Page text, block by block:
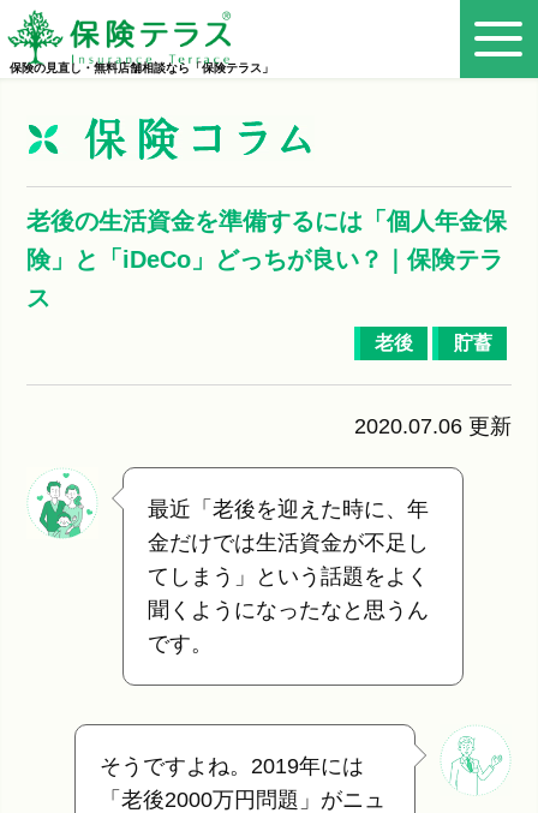
保険の見直し・無料店舗相談なら「保険テラス」
老後の生活資金を準備するには「個人年金保
険」と「iDeCo」どっちが良い？｜保険テラ
ス
貯蓄
老後
2020.07.06 更新
最近「老後を迎えた時に、年
金だけでは生活資金が不足し
てしまう」という話題をよく
聞くようになったなと思うん
です。
そうですよね。2019年には
「老後2000万円問題」がニュ